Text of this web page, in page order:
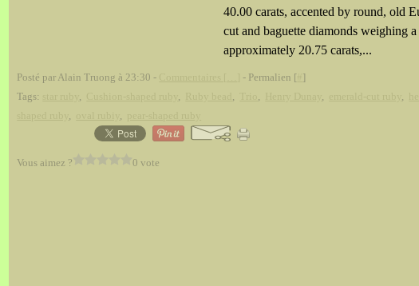
40.00 carats, accented by round, old
cut and baguette diamonds weighing
approximately 20.75 carats,...
Posté par Alain Truong à 23:30 - - Permalien [ ]
Tags:
, , , , , ,
, ,
Vous aimez ? 0 vote